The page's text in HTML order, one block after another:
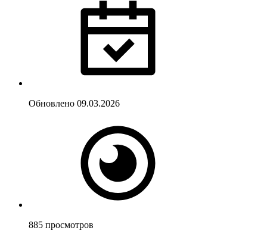
Обновлено 09.03.2026
885 просмотров